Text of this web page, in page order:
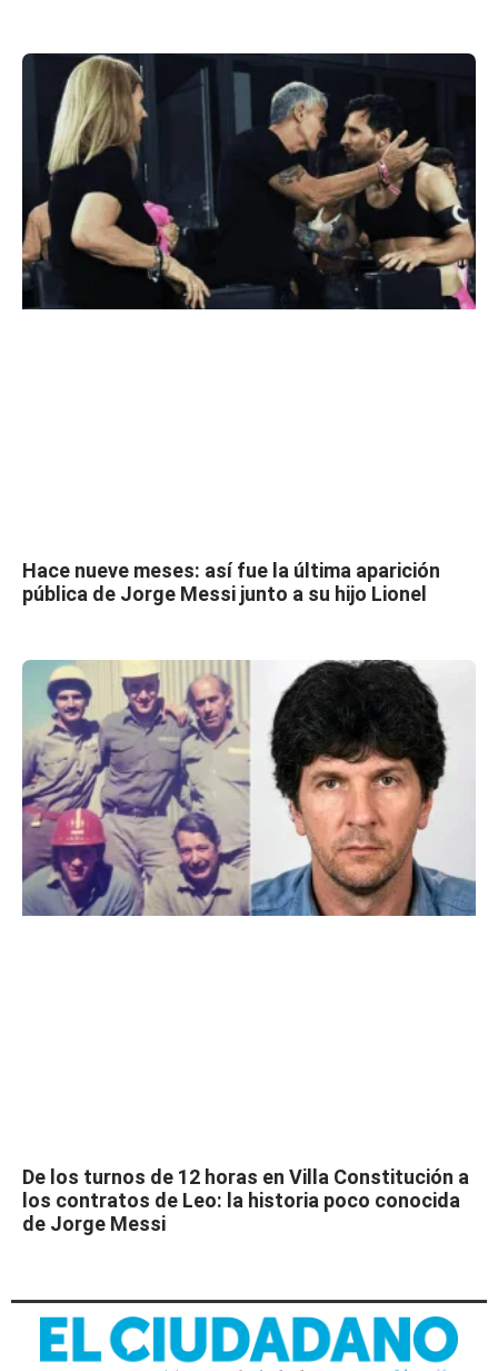
Hace nueve meses: así fue la última aparición
pública de Jorge Messi junto a su hijo Lionel
De los turnos de 12 horas en Villa Constitución a
los contratos de Leo: la historia poco conocida
de Jorge Messi